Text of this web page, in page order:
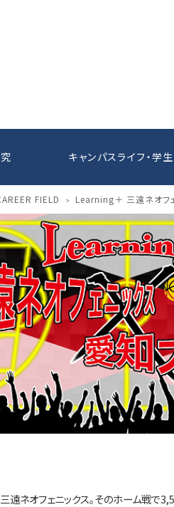
キャンパスライフ・学
FIELD > Learning＋ 三遠ネオフ
ネオフェニックス。そのホーム戦で